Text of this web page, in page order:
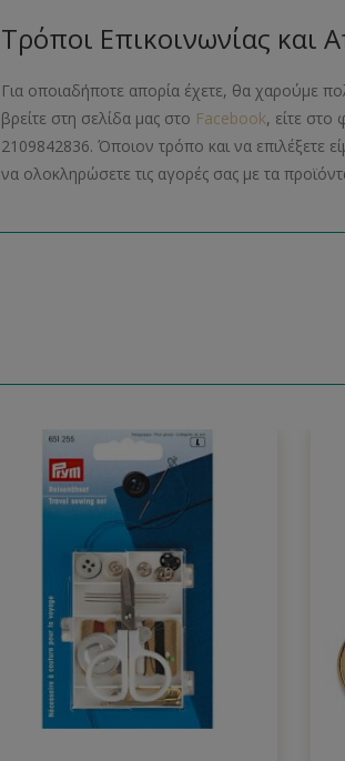
Τρόποι Επικοινωνίας και
Για οποιαδήποτε απορία έχετε, θα χαρούμε
βρείτε στη σελίδα μας στο Facebook, είτε στο
2109842836. Όποιον τρόπο και να επιλέξετε
να ολοκληρώσετε τις αγορές σας με τα